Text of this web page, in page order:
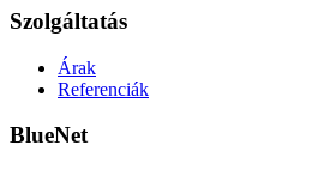
Szolgáltatás
Árak
Referenciák
BlueNet